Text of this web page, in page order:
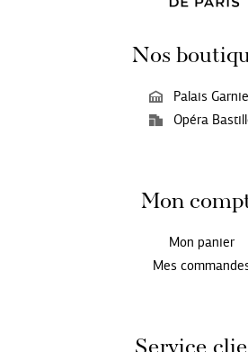
Nos
Palais
Opéra
Mon
Mon panier
Mes